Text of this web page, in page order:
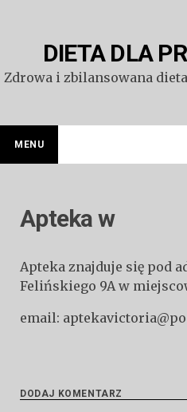
DIETA DLA
Zdrowa i zbilansowana
MENU
Apteka w
Apteka znajduje się pod
Felińskiego 9A w
email:
DODAJ KOMENTARZ